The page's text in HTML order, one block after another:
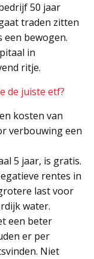
50 jaar
traden zitten
een bewogen.
in
ritje.
de juiste etf?
kosten van
verbouwing een
5 jaar, is gratis.
rentes in
last voor
water.
een beter
er per
Niet